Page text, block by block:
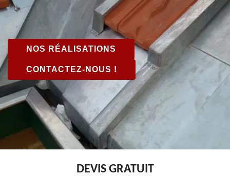
NOS RÉALISATIONS
CONTACTEZ-NOUS !
DEVIS GRATUIT